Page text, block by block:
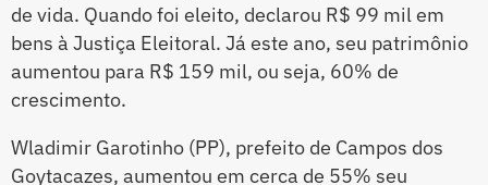
de vida. Quando foi eleito, declarou R$ 99 mil em
bens à Justiça Eleitoral. Já este ano, seu patrimônio
aumentou para R$ 159 mil, ou seja, 60% de
crescimento.
Wladimir Garotinho (PP), prefeito de Campos dos
Goytacazes, aumentou em cerca de 55% seu